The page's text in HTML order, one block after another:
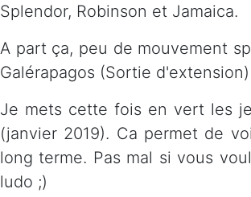
Splendor, Robinson et Jamaica.
A part ça, peu de mouvement
Galérapagos (Sortie
Je mets cette fois en vert les
(janvier 2019). Ca permet de
long terme. Pas mal si vous
ludo ;)